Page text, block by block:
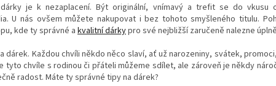
je k nezaplacení. Být originální, vnímavý a trefit se do vkusu
U nás ovšem můžete nakupovat i bez tohoto smyšleného titulu.
kde ty správné a kvalitní dárkypro své nejbližší zaručeně nalezne
dárek. Každou chvíli někdo něco slaví, ať už narozeniny, svátek,
tyto chvíle s rodinou či přáteli můžeme sdílet, ale zároveň je někdy
radost. Máte ty správné tipy na dárek?